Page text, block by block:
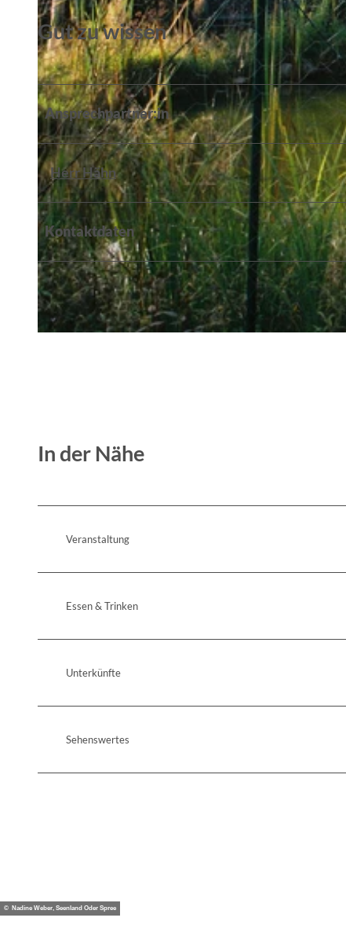
© Mathias Hähn
Gut zu wissen
Ansprechpartner:in
Herr Hähn
Kontaktdaten
In der Nähe
Veranstaltung
Essen & Trinken
Unterkünfte
Sehenswertes
© Nadine Weber, Seenland Oder Spree